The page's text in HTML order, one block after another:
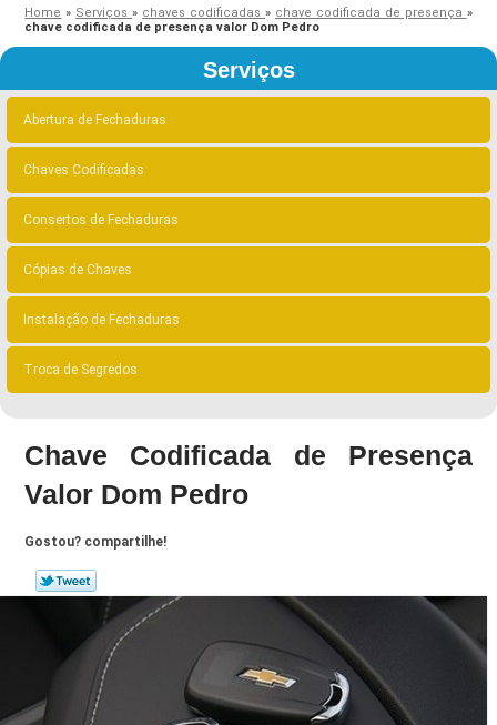
Home » Serviços» chaves codificadas » chave codificada de presença »
chave codificada de presença valor Dom Pedro
Serviços
Abertura de Fechaduras
Chaves Codificadas
Consertos de Fechaduras
Cópias de Chaves
Instalação de Fechaduras
Troca de Segredos
Chave Codificada de Presença
Valor Dom Pedro
Gostou? compartilhe!